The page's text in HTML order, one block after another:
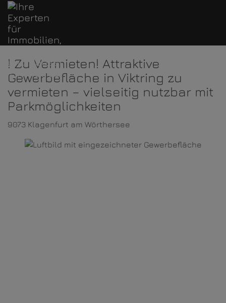
! Zu Vermieten! Attraktive
Gewerbefläche in Viktring zu
vermieten – vielseitig nutzbar mit
Parkmöglichkeiten
9073 Klagenfurt am Wörthersee